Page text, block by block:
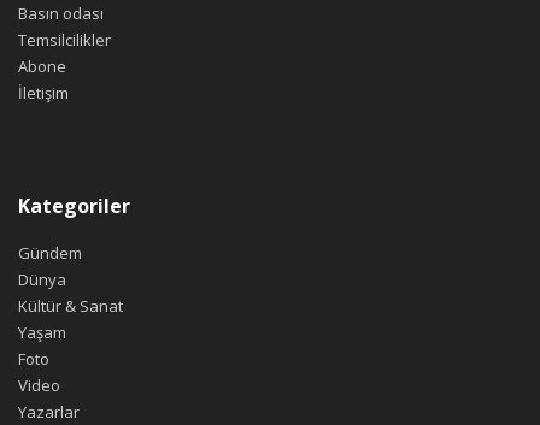
Basın odası
Temsilcilikler
Abone
İletişim
Kategoriler
Gündem
Dünya
Kültür & Sanat
Yaşam
Foto
Video
Yazarlar